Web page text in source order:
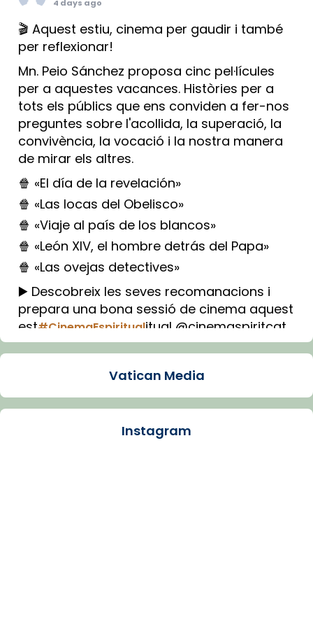
4 days ago
🎬 Aquest estiu, cinema per gaudir i també
per reflexionar!
Mn. Peio Sánchez proposa cinc pel·lícules
per a aquestes vacances. Històries per a
tots els públics que ens conviden a fer-nos
preguntes sobre l'acollida, la superació, la
convivència, la vocació i la nostra manera
de mirar els altres.
🍿 «El día de la revelación»
🍿 «Las locas del Obelisco»
🍿 «Viaje al país de los blancos»
🍿 «León XIV, el hombre detrás del Papa»
🍿 «Las ovejas detectives»
▶️ Descobreix les seves recomanacions i
prepara una bona sessió de cinema aquest
est#CinemaEspiritualitual @cinemaspiritcat
Imatge: Generada amb IA (OpenAI)
Arquebisbat de Barcelona
Vatican Media
Instagram